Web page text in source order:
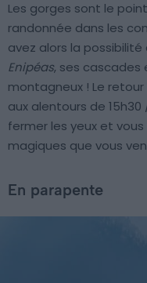
Les gorges sont le
randonnée dans les
avez alors la possibilité
Enipéas, ses cascades
montagneux ! Le
aux alentours de 15h30
fermer les yeux et
magiques que vous
En parapente